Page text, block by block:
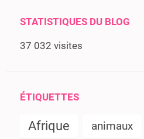
STATISTIQUES DU BLOG
37 032 visites
ÉTIQUETTES
Afrique animaux